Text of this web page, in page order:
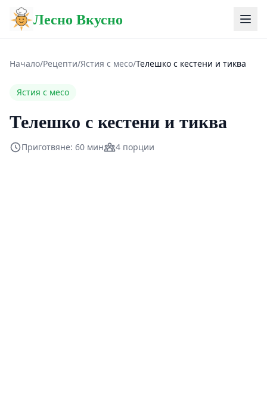
Лесно Вкусно
Начало/Рецепти/Ястия с месо/Телешко с кестени и тиква
Ястия с месо
Телешко с кестени и тиква
Приготвяне: 60 мин 4 порции